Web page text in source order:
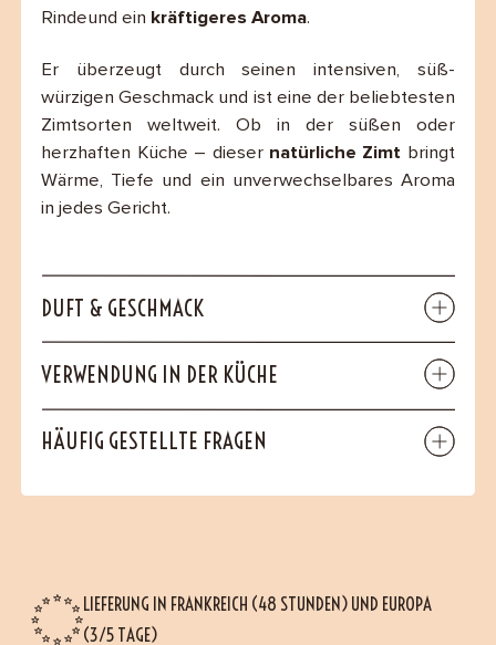
Rindeund ein kräftigeres Aroma.
Er überzeugt durch seinen intensiven, süß-
würzigen Geschmack und ist eine der beliebtesten
Zimtsorten weltweit. Ob in der süßen oder
herzhaften Küche – diesernatürliche Zimt bringt
Wärme, Tiefe und ein unverwechselbares Aroma
in jedes Gericht.
DUFT & GESCHMACK
VERWENDUNG IN DER KÜCHE
HÄUFIG GESTELLTE FRAGEN
LIEFERUNG IN FRANKREICH (48 STUNDEN) UND EUROPA
(3/5 TAGE)